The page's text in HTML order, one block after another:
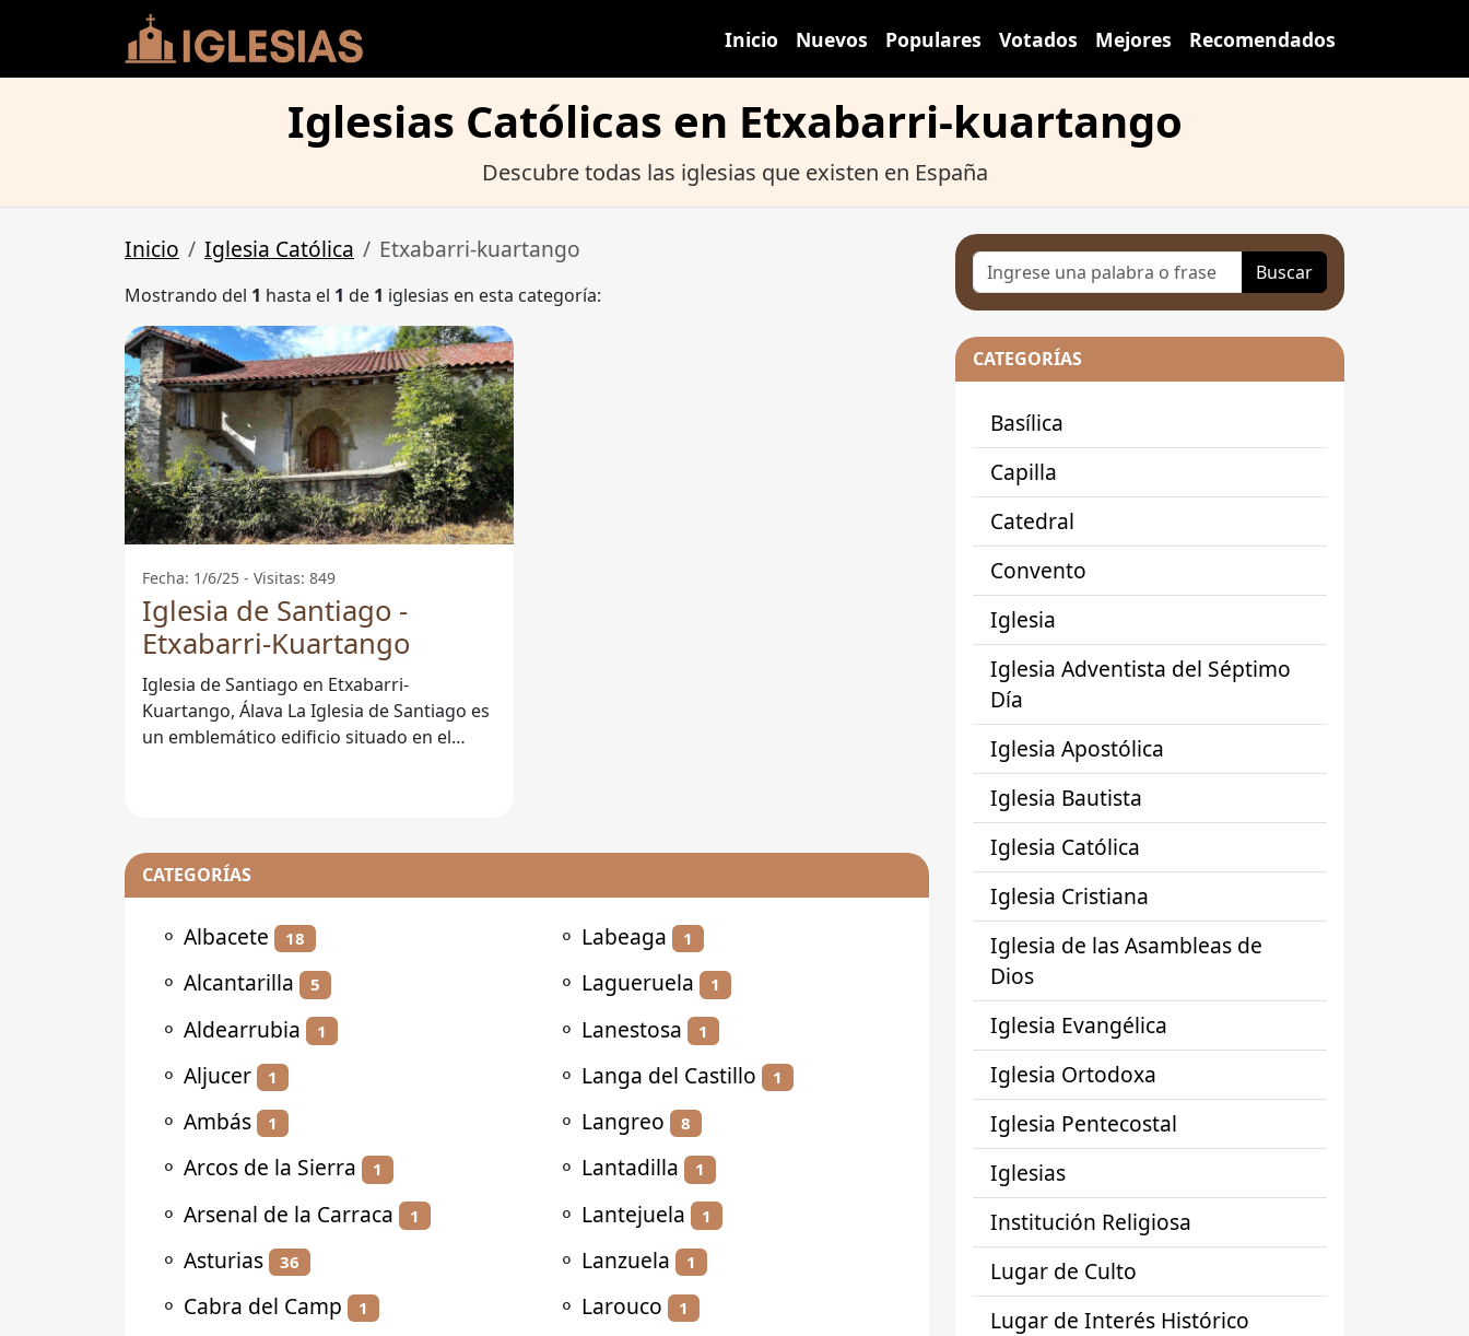
Inicio Nuevos Populares Votados Mejores Recomendados
Iglesias Católicas en Etxabarri-kuartango
Descubre todas las iglesias que existen en España
Inicio Iglesia Católica Etxabarri-kuartango
Mostrando del 1 hasta el 1 de 1 iglesias en esta categoría:
Fecha: 1/6/25 - Visitas: 849
Iglesia de Santiago -
Etxabarri-Kuartango
Iglesia de Santiago en Etxabarri-
Kuartango, Álava La Iglesia de Santiago es
un emblemático edificio situado en el
CATEGORÍAS
⚬ Albacete 18
⚬ Alcantarilla 5
⚬ Aldearrubia 1
⚬ Aljucer 1
⚬ Ambás 1
⚬ Arcos de la Sierra 1
⚬ Arsenal de la Carraca 1
⚬ Asturias 36
⚬ Cabra del Camp 1
⚬ Labeaga 1
⚬ Lagueruela 1
⚬ Lanestosa 1
⚬ Langa del Castillo 1
⚬ Langreo 8
⚬ Lantadilla 1
⚬ Lantejuela 1
⚬ Lanzuela 1
⚬ Larouco 1
Buscar
CATEGORÍAS
Basílica
Capilla
Catedral
Convento
Iglesia
Iglesia Adventista del Séptimo
Día
Iglesia Apostólica
Iglesia Bautista
Iglesia Católica
Iglesia Cristiana
Iglesia de las Asambleas de
Dios
Iglesia Evangélica
Iglesia Ortodoxa
Iglesia Pentecostal
Iglesias
Institución Religiosa
Lugar de Culto
Lugar de Interés Histórico